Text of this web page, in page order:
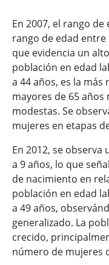
En 2007, el rango
rango de edad entre
que evidencia un
población en edad
a 44 años, es la
mayores de 65
modestas. Se
mujeres en etapas
En 2012, se
a 9 años, lo que
de nacimiento en
población en edad
a 49 años,
generalizado. La
crecido,
número de mujeres